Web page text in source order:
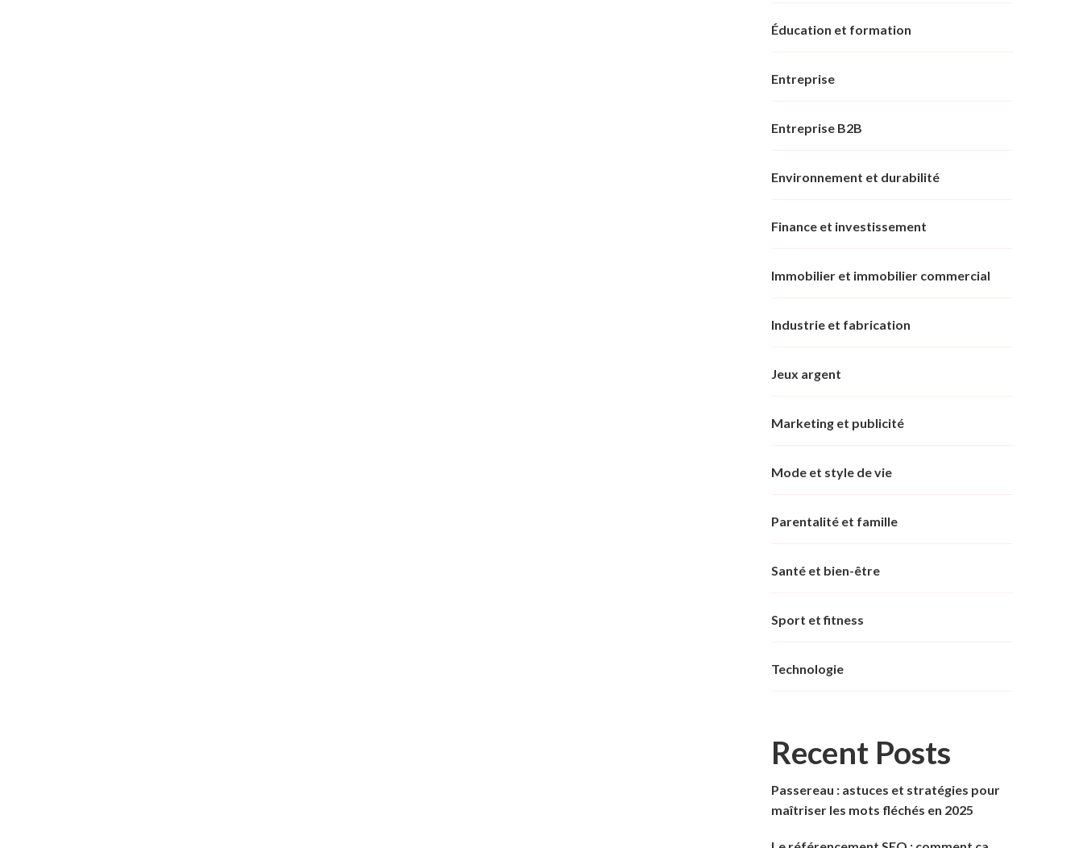
Éducation et formation
Entreprise
Entreprise B2B
Environnement et durabilité
Finance et investissement
Immobilier et immobilier commercial
Industrie et fabrication
Jeux argent
Marketing et publicité
Mode et style de vie
Parentalité et famille
Santé et bien-être
Sport et fitness
Technologie
Recent Posts
Passereau : astuces et stratégies pour
maîtriser les mots fléchés en 2025